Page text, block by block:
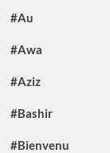
#Au
#Awa
#Aziz
#Bashir
#Bienvenu